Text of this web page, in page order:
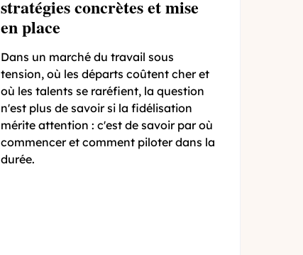
stratégies concrètes et mise
en place
Dans un marché du travail sous
tension, où les départs coûtent cher et
où les talents se raréfient, la question
n'est plus de savoir si la fidélisation
mérite attention : c'est de savoir par où
commencer et comment piloter dans la
durée.